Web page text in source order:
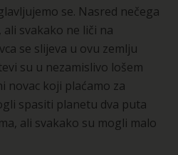
se. Nasred nečega
svakako ne liči na
se slijeva u ovu zemlju
su u nezamislivo lošem
novac koji plaćamo za
spasiti planetu dva puta
ali svakako su mogli malo